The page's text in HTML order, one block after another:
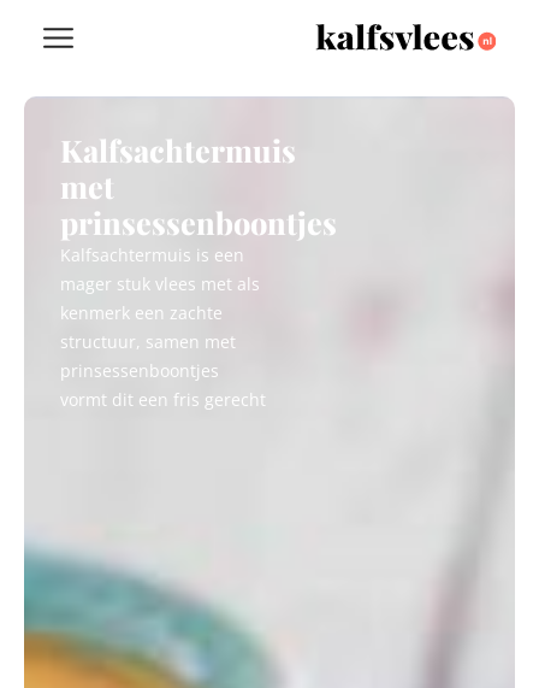
Kalfsachtermuis
met
prinsessenboontjes
Kalfsachtermuis is een
mager stuk vlees met als
kenmerk een zachte
structuur, samen met
prinsessenboontjes
vormt dit een fris gerecht